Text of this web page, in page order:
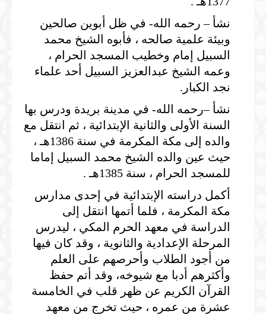
نشأ – رحمه الله- في ظل أبوين صالحين
وبيئة علمية صالحه ، فأبوه الشيخ محمد
السبيل إمام وخطيب المسجد الحرام ،
وعمه الشيخ عبدالعزيز السبيل أحد علماء
نجد الكبار.
نشأ –رحمه الله- في مدينة بريدة ودرس بها
السنة الأولى والثانية الإبتدائية ، ثم انتقل مع
والده إلى مكة المكرمة في سنة 1386هـ ،
حيث عين والده الشيخ محمد السبيل إماما
للمسجد الحرام ، سنة 1385هـ .
أكمل دراسته الإبتدائية في إحدى مدارس
مكة المكرمة ، فلما أتمها انتقل إلى
الدراسة في معهد الحرم المكي ، ليدرس
المرحلة الإعدادية والثانوية ، وقد كان فيها
من أجود الطلاب وأحرصهم على العلم
وأكثرهم أدبا مع شيوخه، وقد أتم حفظ
القرآن الكريم عن ظهر قلب في الخامسة
عشرة من عمره ، حيث تخرج من معهد